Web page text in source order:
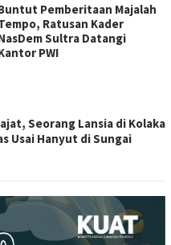
Pemberitaan Majalah
Ratusan Kader
Sultra Datangi
PWI
Seorang Lansia di Kolaka
Usai Hanyut di Sungai